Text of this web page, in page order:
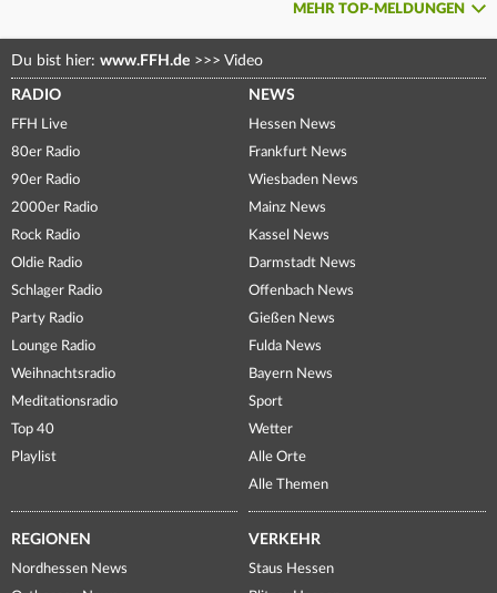
MEHR TOP-MELDUNGEN
Du bist hier: www.FFH.de >>> Video
RADIO
FFH Live
80er Radio
90er Radio
2000er Radio
Rock Radio
Oldie Radio
Schlager Radio
Party Radio
Lounge Radio
Weihnachtsradio
Meditationsradio
Top 40
Playlist
NEWS
Hessen News
Frankfurt News
Wiesbaden News
Mainz News
Kassel News
Darmstadt News
Offenbach News
Gießen News
Fulda News
Bayern News
Sport
Wetter
Alle Orte
Alle Themen
REGIONEN
Nordhessen News
VERKEHR
Staus Hessen